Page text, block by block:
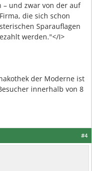
– und zwar von der auf
die sich schon
Sparauflagen
werden."</I>
der Moderne ist
innerhalb von 8
#4